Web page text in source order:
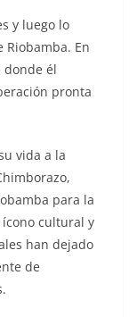
y luego lo
En
donde él
pronta
vida a la
para la
ícono cultural y
han dejado
de